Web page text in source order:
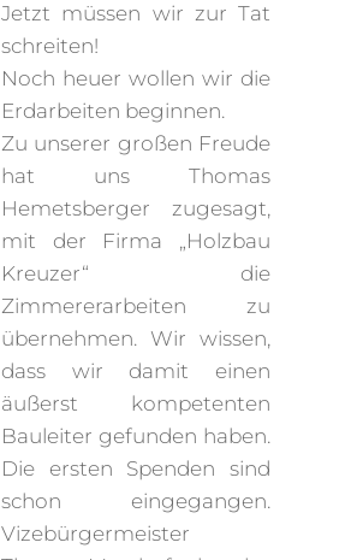
Jetzt müssen wir zur Tat
schreiten!
Noch heuer wollen wir die
Erdarbeiten beginnen.
Zu unserer großen Freude
hat uns Thomas
Hemetsberger zugesagt,
mit der Firma „Holzbau
Kreuzer“ die
Zimmererarbeiten zu
übernehmen. Wir wissen,
dass wir damit einen
äußerst kompetenten
Bauleiter gefunden haben.
Die ersten Spenden sind
schon eingegangen.
Vizebürgermeister